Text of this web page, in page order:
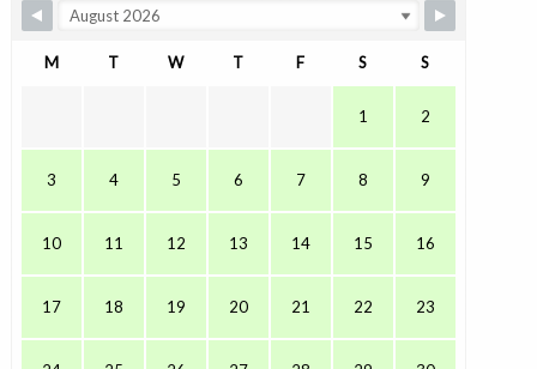
M T W T F S S
1 2
3 4 5 6 7 8 9
10 11 12 13 14 15 16
17 18 19 20 21 22 23